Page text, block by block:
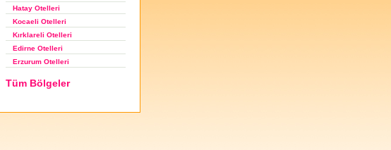
Hatay Otelleri
Kocaeli Otelleri
Kırklareli Otelleri
Edirne Otelleri
Erzurum Otelleri
Tüm Bölgeler